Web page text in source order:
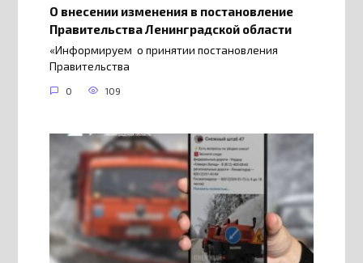
О внесении изменения в постановление
Правительства Ленинградской области
«Информируем о принятии постановления
Правительства
0 109